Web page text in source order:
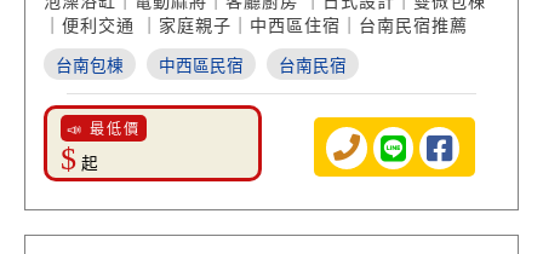
｜便利交通 ｜家庭親子｜中西區住宿｜台南民宿推薦
台南包棟 中西區民宿 台南民宿
📣 最低價
$ 起